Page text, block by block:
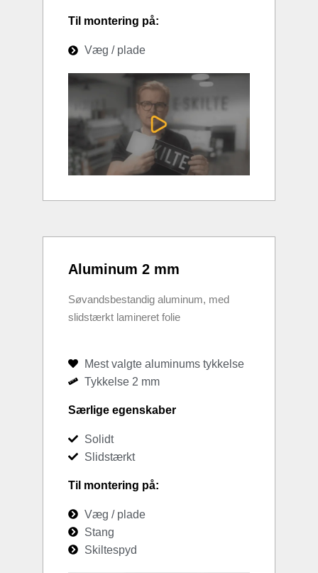
Til montering på:
Væg / plade
Aluminum 2 mm
Søvandsbestandig aluminum, med
slidstærkt lamineret folie
Mest valgte aluminums tykkelse
Tykkelse 2 mm
Særlige egenskaber
Solidt
Slidstærkt
Til montering på:
Væg / plade
Stang
Skiltespyd